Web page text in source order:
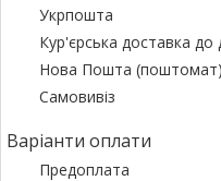
Укрпошта
Кур'єрська доставка
Нова Пошта (поштомат)
Самовивіз
Варіанти оплати
Предоплата